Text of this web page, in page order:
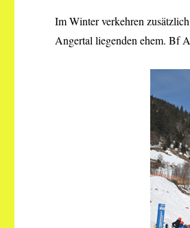
Im Winter verkehren
Angertal liegenden ehem. Bf